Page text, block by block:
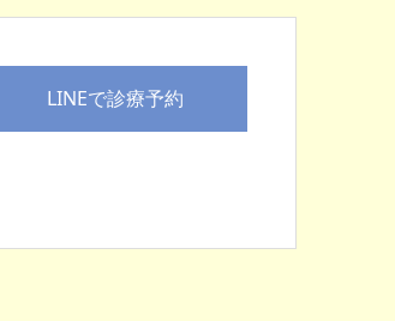
LINEで診療予約